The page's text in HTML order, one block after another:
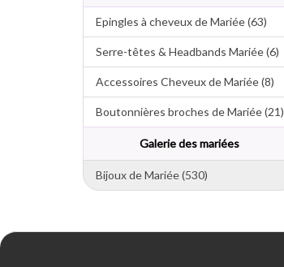
Epingles à cheveux de Mariée (63)
Serre-têtes & Headbands Mariée (6)
Accessoires Cheveux de Mariée (8)
Boutonnières broches de Mariée (21)
Galerie des mariées
Bijoux de Mariée (530)